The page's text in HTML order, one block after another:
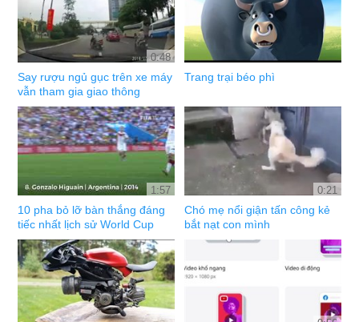
0:48
Say rượu ngủ gục trên xe máy
vẫn tham gia giao thông
Trang trại béo phì
1:57
10 pha bỏ lỡ bàn thắng đáng
tiếc nhất lịch sử World Cup
0:21
Chó mẹ nổi giận tấn công kẻ
bắt nạt con mình